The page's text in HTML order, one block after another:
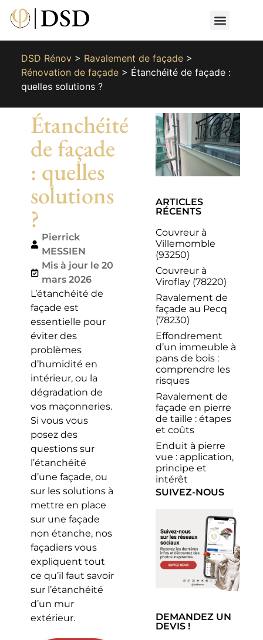
DSD Rénov> Ravalement de façade>
Rénovation de façade> Étanchéité de façade :
quelles solutions ?
Étanchéité
de façade
: quelles
solutions
?
Pierrick
MESSIEN
Mis à jour le 20
mars 2026
L’étanchéité de
façade est
essentielle pour
éviter des
problèmes
d’humidité en
intérieur, ou la
dégradation de
vos maçonneries.
Si vous vous
posez des
questions sur
l’étanchéité
d’une façade, ou
sur les solutions à
mettre en place
sur une façade
non étanche, nos
façadiers vous
expliquent tout
ce qu’il faut savoir
sur l’étanchéité
d’un mur
extérieur.
ARTICLES
RÉCENTS
Couvreur à
Villemomble
(93250)
Couvreur à
Viroflay (78220)
Ravalement de
façade au Pecq
(78230)
Effondrement
d’un immeuble à
pans de bois :
comprendre les
risques
Ravalement de
façade en pierre
de taille : étapes
et coûts
Enduit à pierre
vue : application,
principe et
intérêt
SUIVEZ-NOUS
DEMANDEZ UN
DEVIS !